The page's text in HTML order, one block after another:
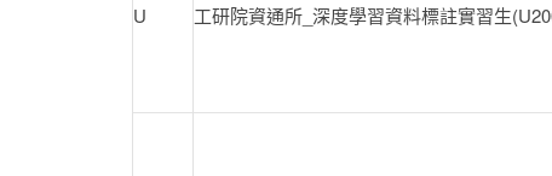
U 工研院資通所_深度學習資料標註實習生